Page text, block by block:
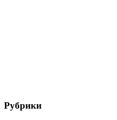
Рубрики